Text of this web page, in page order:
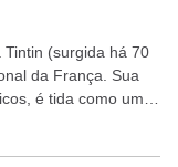
(surgida há 70
da França. Sua
é tida como um